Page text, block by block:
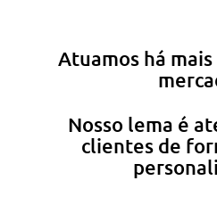
Atuamos há
Nosso lema é
clientes de